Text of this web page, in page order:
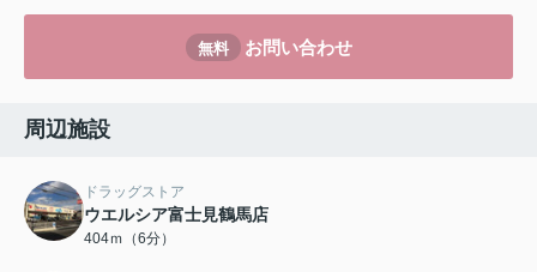
無料 お問い合わせ
周辺施設
ドラッグストア
ウエルシア富士見鶴馬店
404ｍ（6分）